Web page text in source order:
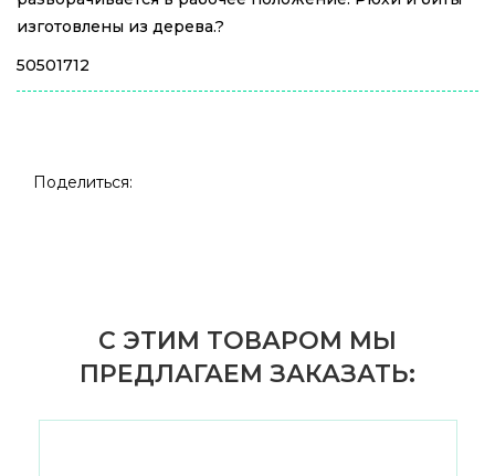
изготовлены из дерева.?
50501712
Поделиться:
С ЭТИМ ТОВАРОМ МЫ
ПРЕДЛАГАЕМ ЗАКАЗАТЬ: